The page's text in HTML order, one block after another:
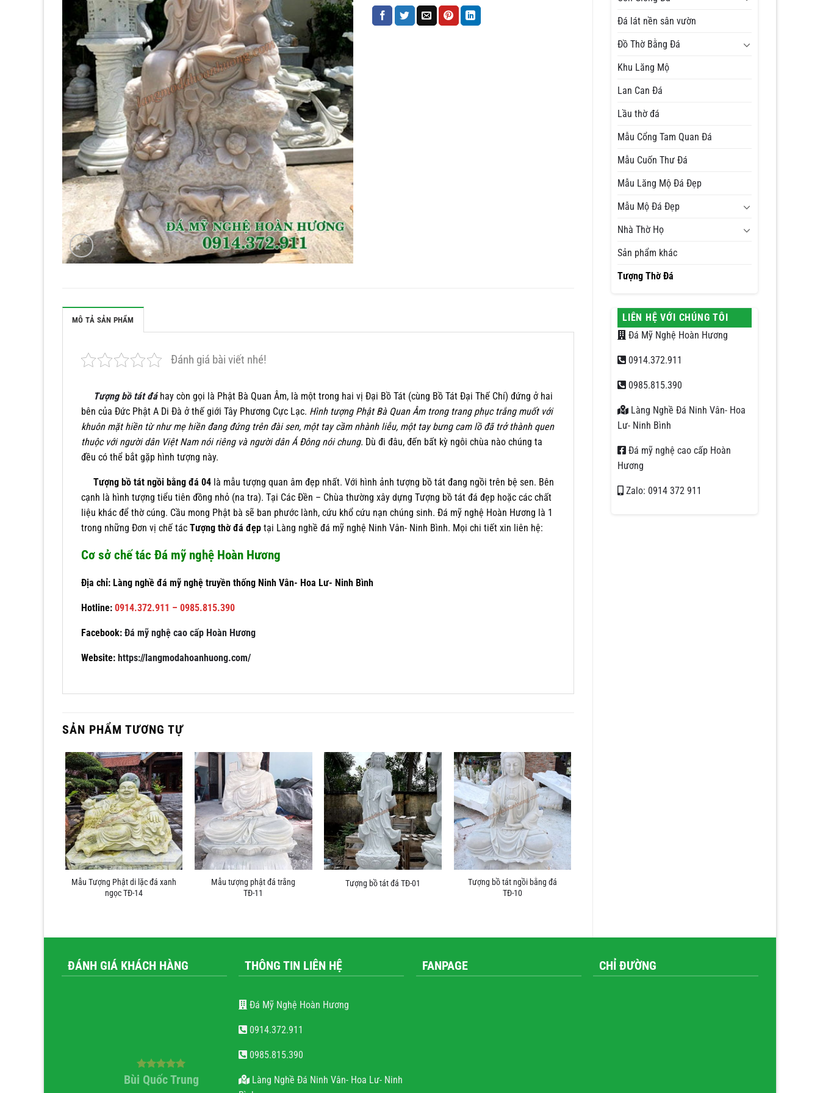
Đá lát nền sân vườn
Đồ Thờ Bằng Đá
Khu Lăng Mộ
Lan Can Đá
Lầu thờ đá
Mẫu Cổng Tam Quan Đá
Mẫu Cuốn Thư Đá
Mẫu Lăng Mộ Đá Đẹp
Mẫu Mộ Đá Đẹp
Nhà Thờ Họ
Sản phẩm khác
Tượng Thờ Đá
LIÊN HỆ VỚI CHÚNG TÔI
Đá Mỹ Nghệ Hoàn Hương
0914.372.911
0985.815.390
Làng Nghề Đá Ninh Vân- Hoa
Lư- Ninh Bình
Đá mỹ nghệ cao cấp Hoàn
Hương
Zalo: 0914 372 911
MÔ TẢ SẢN PHẨM
Đánh giá bài viết nhé!
Tượng bồ tát đáhay còn gọi là Phật Bà Quan Âm, là một trong hai vị Đại Bồ Tát (cùng Bồ Tát Đại Thế Chí) đứng ở hai
bên của Đức Phật A Di Đà ở thế giới Tây Phương Cực Lạc. Hình tượng Phật Bà Quan Âm trong trang phục trắng muốt với
khuôn mặt hiền từ như mẹ hiền đang đứng trên đài sen, một tay cầm nhành liễu, một tay bưng cam lồ đã trở thành quen
thuộc với người dân Việt Nam nói riêng và người dân Á Đông nói chung. Dù đi đâu, đến bất kỳ ngôi chùa nào chúng ta
đều có thể bắt gặp hình tượng này.
Tượng bồ tát ngồi bằng đá 04 là mẫu tượng quan âm đẹp nhất. Với hình ảnh tượng bồ tát đang ngồi trên bệ sen. Bên
cạnh là hình tượng tiểu tiên đồng nhỏ (na tra). Tại Các Đền – Chùa thường xây dựng Tượng bồ tát đá đẹp hoặc các chất
liệu khác để thờ cúng. Cầu mong Phật bà sẽ ban phước lành, cứu khổ cứu nạn chúng sinh. Đá mỹ nghệ Hoàn Hương là 1
trong những Đơn vị chế tác Tượng thờ đá đẹp tại Làng nghề đá mỹ nghệ Ninh Vân- Ninh Bình. Mọi chi tiết xin liên hệ:
Cơ sở chế tác Đá mỹ nghệ Hoàn Hương
Địa chỉ: Làng nghề đá mỹ nghệ truyền thống Ninh Vân- Hoa Lư- Ninh Bình
Hotline: 0914.372.911 – 0985.815.390
Facebook: Đá mỹ nghệ cao cấp Hoàn Hương
Website: https://langmodahoanhuong.com/
SẢN PHẨM TƯƠNG TỰ
Mẫu Tượng Phật di lặc đá xanh
ngọc TĐ-14
Mẫu tượng phật đá trắng
TĐ-11
Tượng bồ tát đá TĐ-01
Tượng bồ tát ngồi bằng đá
TĐ-10
ĐÁNH GIÁ KHÁCH HÀNG
Bùi Quốc Trung nguyễn văn trọng
THÔNG TIN LIÊN HỆ
Đá Mỹ Nghệ Hoàn Hương
0914.372.911
0985.815.390
Làng Nghề Đá Ninh Vân- Hoa Lư- Ninh
FANPAGE CHỈ ĐƯỜNG